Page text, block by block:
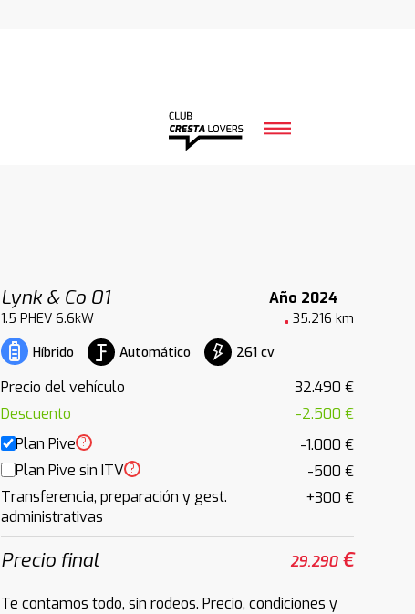
Lynk & Co 01
Año 2024
1.5 PHEV 6.6kW
35.216 km
Híbrido
Automático 261 cv
Precio del vehículo
32.490 €
Descuento
-2.500 €
Plan Pive ?
-1.000 €
Plan Pive sin ITV ?
-500 €
Transferencia, preparación y gest.
administrativas
+300 €
Precio final 29.290€
Te contamos todo, sin rodeos. Precio, condiciones y